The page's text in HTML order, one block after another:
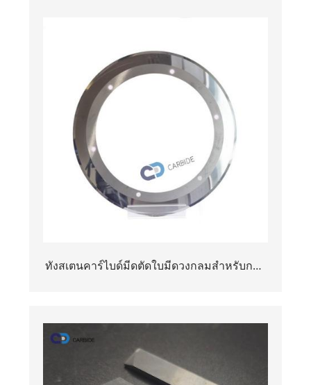
ทังสเตนคาร์ไบด์มีดตัดใบมีดวงกลมสำหรับการ